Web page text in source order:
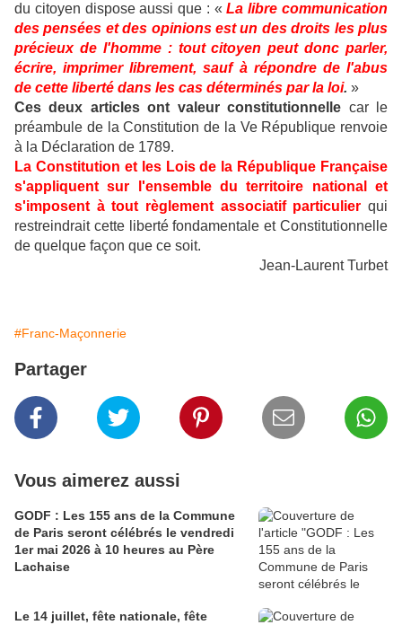
du citoyen dispose aussi que : «La libre communication
des pensées et des opinions est un des droits les plus
précieux de l'homme : tout citoyen peut donc parler,
écrire, imprimer librement, sauf à répondre de l'abus
de cette liberté dans les cas déterminés par la loi. »
Ces deux articles ont valeur constitutionnelle car le
préambule de la Constitution de la Ve République renvoie
à la Déclaration de 1789.
La Constitution et les Lois de la République Française
s'appliquent sur l'ensemble du territoire national et
s'imposent à tout règlement associatif particulier qui
restreindrait cette liberté fondamentale et Constitutionnelle
de quelque façon que ce soit.
Jean-Laurent Turbet
#Franc-Maçonnerie
Partager
Vous aimerez aussi
GODF : Les 155 ans de la Commune
de Paris seront célébrés le vendredi
1er mai 2026 à 10 heures au Père
Lachaise
Le 14 juillet, fête nationale, fête